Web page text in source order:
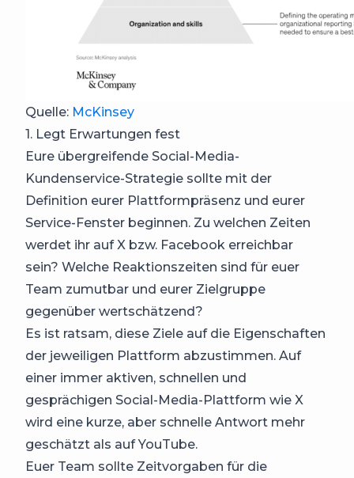
Quelle: McKinsey
1. Legt Erwartungen fest
Eure übergreifende Social-Media-
Kundenservice-Strategie sollte mit der
Definition eurer Plattformpräsenz und eurer
Service-Fenster beginnen. Zu welchen Zeiten
werdet ihr auf X bzw. Facebook erreichbar
sein? Welche Reaktionszeiten sind für euer
Team zumutbar und eurer Zielgruppe
gegenüber wertschätzend?
Es ist ratsam, diese Ziele auf die Eigenschaften
der jeweiligen Plattform abzustimmen. Auf
einer immer aktiven, schnellen und
gesprächigen Social-Media-Plattform wie X
wird eine kurze, aber schnelle Antwort mehr
geschätzt als auf YouTube.
Euer Team sollte Zeitvorgaben für die